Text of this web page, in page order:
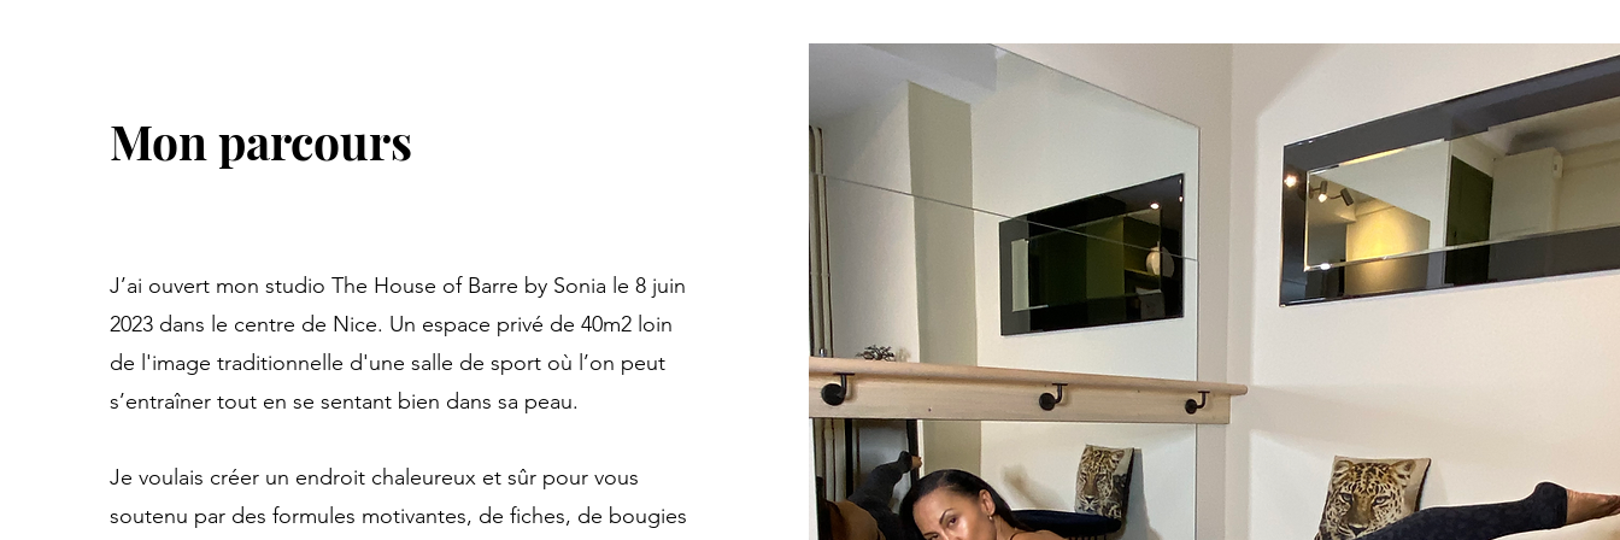
Mon parcours
J’ai ouvert mon studio The House of Barre by Sonia le 8 juin
2023 dans le centre de Nice. Un espace privé de 40m2 loin
de l'image traditionnelle d'une salle de sport où l’on peut
s’entraîner tout en se sentant bien dans sa peau.
Je voulais créer un endroit chaleureux et sûr pour vous
soutenu par des formules motivantes, de fiches, de bougies